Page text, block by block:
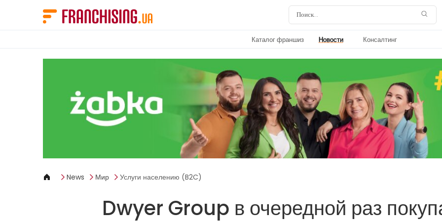
Каталог франшиз Новости Консалтинг
News Мир Услуги населению (B2C)
Dwyer Group в очередной раз